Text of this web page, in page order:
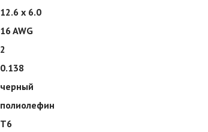
12.6 х 6.0
16 AWG
2
0.138
черный
полиолефин
Т6